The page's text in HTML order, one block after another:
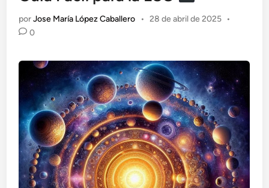
porJose María López Caballero • 28 de abril de 2025 •
0